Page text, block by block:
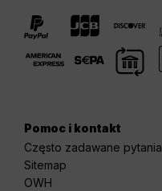
Pomoc i kontakt
Często zadawane pytania
Sitemap
OWH